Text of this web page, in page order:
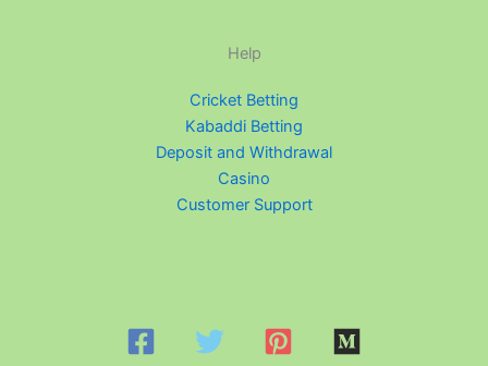
Help
Cricket Betting
Kabaddi Betting
Deposit and Withdrawal
Casino
Customer Support